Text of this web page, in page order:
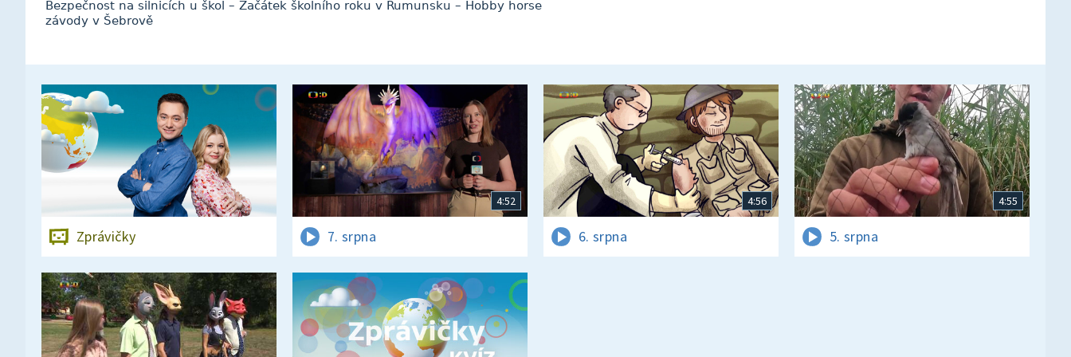
Bezpečnost na silnicích u škol – Začátek školního roku v Rumunsku – Hobby horse
závody v Šebrově
Zprávičky
4:52
7. srpna
4:56
6. srpna
4:55
5. srpna